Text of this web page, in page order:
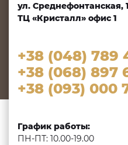
ул. Среднефонтанская,
ТЦ «Кристалл» офис 1
+38 (048) 789
+38 (068) 897
+38 (093) 000
График работы:
ПН-ПТ: 10.00-19.00